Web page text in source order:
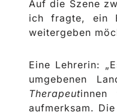
Auf die Szene
ich fragte, ein
weitergeben
Eine Lehrerin:
umgebenen
Therapeutinnen
aufmerksam.